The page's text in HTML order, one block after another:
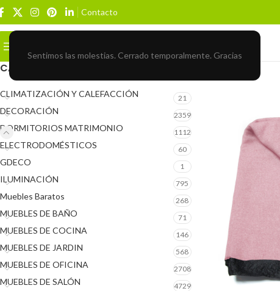
Sentimos las molestias. Cerrado temporalmente. Gracias
Contacto
CATEGORÍAS DEL PRODUCTO
CLIMATIZACIÓN Y CALEFACCIÓN 21
DECORACIÓN 2359
DORMITORIOS MATRIMONIO 1112
ELECTRODOMÉSTICOS 60
GDECO 1
ILUMINACIÓN 795
Muebles Baratos 268
MUEBLES DE BAÑO 71
MUEBLES DE COCINA 146
MUEBLES DE JARDIN 568
MUEBLES DE OFICINA 2708
MUEBLES DE SALÓN 4729